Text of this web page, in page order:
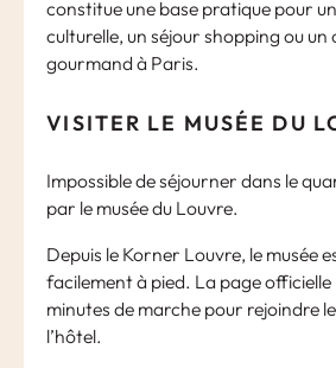
constitue une base pratique pour
culturelle, un séjour shopping ou
gourmand à Paris.
VISITER LE MUSÉE DU
Impossible de séjourner dans le
par le musée du Louvre.
Depuis le Korner Louvre, le musée
facilement à pied. La page officielle
minutes de marche pour rejoindre
l’hôtel.